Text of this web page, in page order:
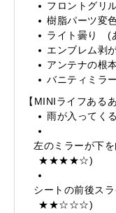
フロントグ
樹脂パーツ
ライト曇り
エンブレム
アンテナの
バニティミ
【MINIライフあるあ
雨が入って
左のミラーが下
★★★★☆)
シートの前後ス
★★☆☆☆)